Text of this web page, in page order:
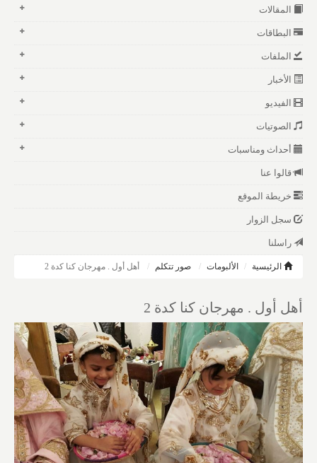
المقالات
البطاقات
الملفات
الأخبار
الفيديو
الصوتيات
أحداث ومناسبات
قالوا عنا
خريطة الموقع
سجل الزوار
راسلنا
الرئيسية الألبومات صور تتكلم أهل أول . مهرجان كنا كدة 2
أهل أول . مهرجان كنا كدة 2